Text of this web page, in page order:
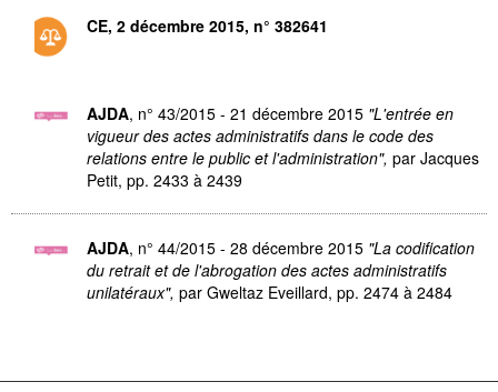
CE, 2 décembre 2015, n° 382641
AJDA, n° 43/2015 - 21 décembre 2015 "L'entrée en
vigueur des actes administratifs dans le code des
relations entre le public et l'administration", par Jacques
Petit, pp. 2433 à 2439
AJDA, n° 44/2015 - 28 décembre 2015 "La codification
du retrait et de l'abrogation des actes administratifs
unilatéraux", par Gweltaz Eveillard, pp. 2474 à 2484